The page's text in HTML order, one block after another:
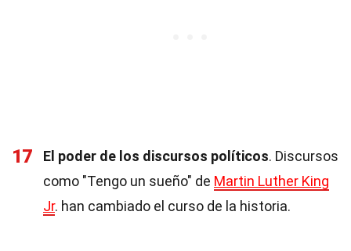
17 El poder de los discursos políticos. Discursos
como "Tengo un sueño" de Martin Luther King
Jr. han cambiado el curso de la historia.